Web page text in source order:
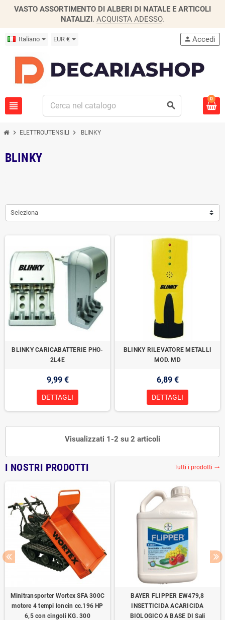
VASTO ASSORTIMENTO DI ALBERI DI NATALE E ARTICOLI
NATALIZI. ACQUISTA ADESSO.
Italiano EUR €
view_headline search
person Accedi
0
chevron_right ELETTROUTENSILI chevron_right BLINKY
BLINKY
Seleziona
BLINKY CARICABATTERIE PHO-
2L4E
9,99 €
DETTAGLI
BLINKY RILEVATORE METALLI
MOD. MD
6,89 €
DETTAGLI
Visualizzati 1-2 su 2 articoli
I NOSTRI PRODOTTI Tutti i prodotti trending_flat
Minitransporter Wortex SFA 300C
motore 4 tempi loncin cc.196 HP
6,5 con cingoli KG. 300
BAYER FLIPPER EW479,8
INSETTICIDA ACARICIDA
BIOLOGICO A BASE DI Sali